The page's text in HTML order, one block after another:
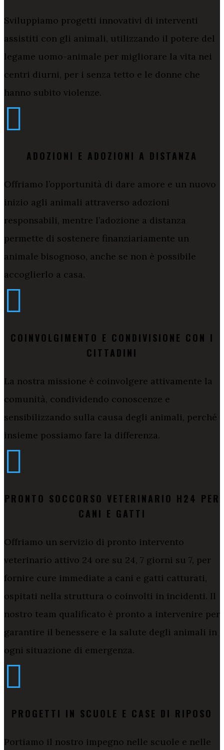
Sviluppiamo progetti innovativi di interventi
assistiti con gli animali, utilizzando il potere del
legame uomo-animale per migliorare la vita nei
centri diurni, per i senza tetto e le donne che
hanno subito violenze.

ADOZIONI E ADOZIONI A DISTANZA
Offriamo l’opportunità di dare amore e un nuovo
inizio agli animali attraverso adozioni
responsabili, mentre l’adozione a distanza
permette di sostenere finanziariamente un
animale bisognoso, anche se non è possibile
accoglierlo a casa.

COINVOLGIMENTO E CONDIVISIONE CON I
CITTADINI
La nostra missione è coinvolgere attivamente la
comunità, condividendo conoscenze e
sensibilizzando sulla causa degli animali, perché
insieme possiamo fare la differenza.

PRONTO SOCCORSO VETERINARIO H24 PER
CANI E GATTI
Offriamo un servizio di pronto intervento
veterinario attivo 24 ore su 24, 7 giorni su 7, per
fornire cure immediate a cani e gatti catturati,
ospitati nella struttura o coinvolti in incidenti. Il
nostro team qualificato è pronto a intervenire per
garantire il benessere e la salute degli animali in
ogni situazione di emergenza.

PROGETTI IN SCUOLE E CASE DI RIPOSO
Portiamo il nostro impegno nelle scuole e nelle